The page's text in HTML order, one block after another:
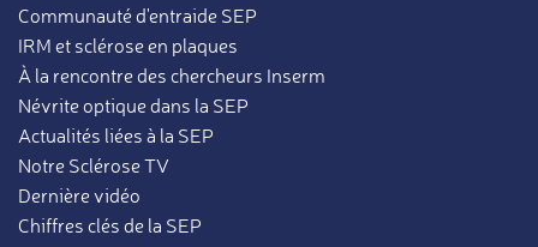
Communauté d'entraide SEP
IRM et sclérose en plaques
À la rencontre des chercheurs Inserm
Névrite optique dans la SEP
Actualités liées à la SEP
Notre Sclérose TV
Dernière vidéo
Chiffres clés de la SEP